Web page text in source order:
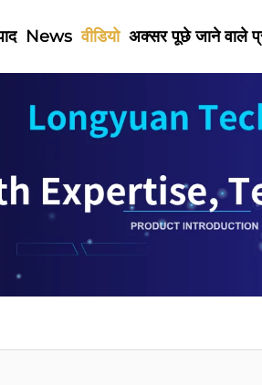
News वीडियो अक्सर पूछे जाने वाले